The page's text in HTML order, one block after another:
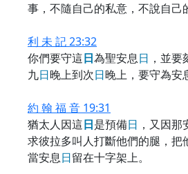
事，不隨自己的私意，不說自己
利 未 記 23:32
你們要守這日為聖安息日 ，並
九日晚上到次日晚上，要守為安
約 翰 福 音 19:31
猶太人因這日是預備日 ，又因那
求彼拉多叫人打斷他們的腿，把
當安息日留在十字架上。